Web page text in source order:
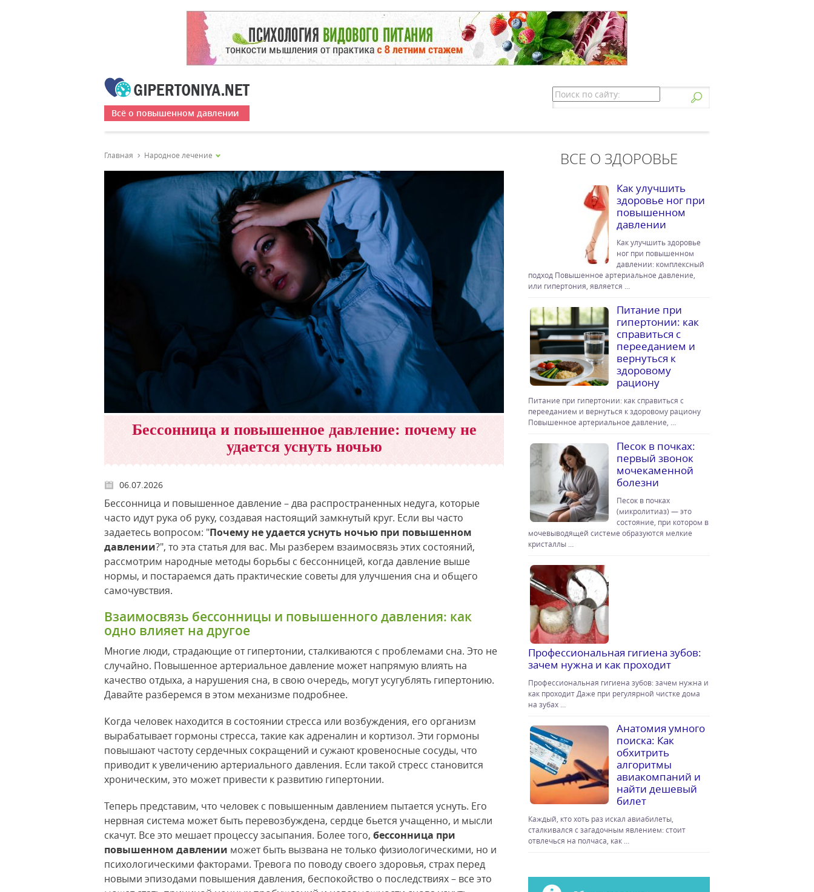
Всё о повышенном давлении
Главная Народное лечение
Бессонница и повышенное давление: почему не
удается уснуть ночью
06.07.2026
Бессонница и повышенное давление – два распространенных недуга, которые
часто идут рука об руку, создавая настоящий замкнутый круг. Если вы часто
задаетесь вопросом: "Почему не удается уснуть ночью при повышенном
давлении?", то эта статья для вас. Мы разберем взаимосвязь этих состояний,
рассмотрим народные методы борьбы с бессонницей, когда давление выше
нормы, и постараемся дать практические советы для улучшения сна и общего
самочувствия.
Взаимосвязь бессонницы и повышенного давления: как
одно влияет на другое
Многие люди, страдающие от гипертонии, сталкиваются с проблемами сна. Это не
случайно. Повышенное артериальное давление может напрямую влиять на
качество отдыха, а нарушения сна, в свою очередь, могут усугублять гипертонию.
Давайте разберемся в этом механизме подробнее.
Когда человек находится в состоянии стресса или возбуждения, его организм
вырабатывает гормоны стресса, такие как адреналин и кортизол. Эти гормоны
повышают частоту сердечных сокращений и сужают кровеносные сосуды, что
приводит к увеличению артериального давления. Если такой стресс становится
хроническим, это может привести к развитию гипертонии.
Теперь представим, что человек с повышенным давлением пытается уснуть. Его
нервная система может быть перевозбуждена, сердце бьется учащенно, и мысли
скачут. Все это мешает процессу засыпания. Более того, бессонница при
повышенном давлении может быть вызвана не только физиологическими, но и
психологическими факторами. Тревога по поводу своего здоровья, страх перед
новыми эпизодами повышения давления, беспокойство о последствиях – все это
ВСЕ О ЗДОРОВЬЕ
Как улучшить
здоровье ног при
повышенном
давлении
Как улучшить здоровье
ног при повышенном
давлении: комплексный
подход Повышенное артериальное давление,
или гипертония, является …
Питание при
гипертонии: как
справиться с
перееданием и
вернуться к
здоровому
рациону
Питание при гипертонии: как справиться с
перееданием и вернуться к здоровому рациону
Повышенное артериальное давление, …
Песок в почках:
первый звонок
мочекаменной
болезни
Песок в почках
(микролитиаз) — это
состояние, при котором в
мочевыводящей системе образуются мелкие
кристаллы …
Профессиональная гигиена зубов:
зачем нужна и как проходит
Профессиональная гигиена зубов: зачем нужна и
как проходит Даже при регулярной чистке дома
на зубах …
Анатомия умного
поиска: Как
обхитрить
алгоритмы
авиакомпаний и
найти дешевый
билет
Каждый, кто хоть раз искал авиабилеты,
сталкивался с загадочным явлением: стоит
отвлечься на полчаса, как …